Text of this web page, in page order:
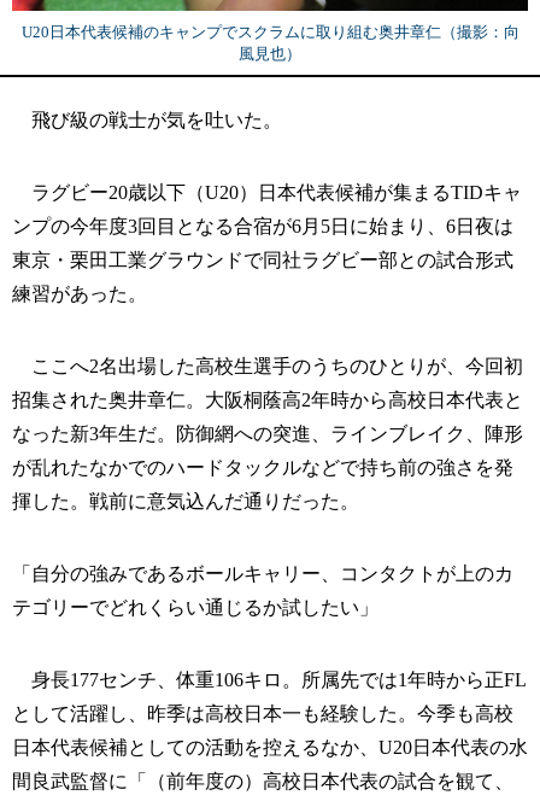
U20日本代表候補のキャンプでスクラムに取り組む奥井章仁（撮影：向
風見也）
飛び級の戦士が気を吐いた。
ラグビー20歳以下（U20）日本代表候補が集まるTIDキャ
ンプの今年度3回目となる合宿が6月5日に始まり、6日夜は
東京・栗田工業グラウンドで同社ラグビー部との試合形式
練習があった。
ここへ2名出場した高校生選手のうちのひとりが、今回初
招集された奥井章仁。大阪桐蔭高2年時から高校日本代表と
なった新3年生だ。防御網への突進、ラインブレイク、陣形
が乱れたなかでのハードタックルなどで持ち前の強さを発
揮した。戦前に意気込んだ通りだった。
「自分の強みであるボールキャリー、コンタクトが上のカ
テゴリーでどれくらい通じるか試したい」
身長177センチ、体重106キロ。所属先では1年時から正FL
として活躍し、昨季は高校日本一も経験した。今季も高校
日本代表候補としての活動を控えるなか、U20日本代表の水
間良武監督に「（前年度の）高校日本代表の試合を観て、